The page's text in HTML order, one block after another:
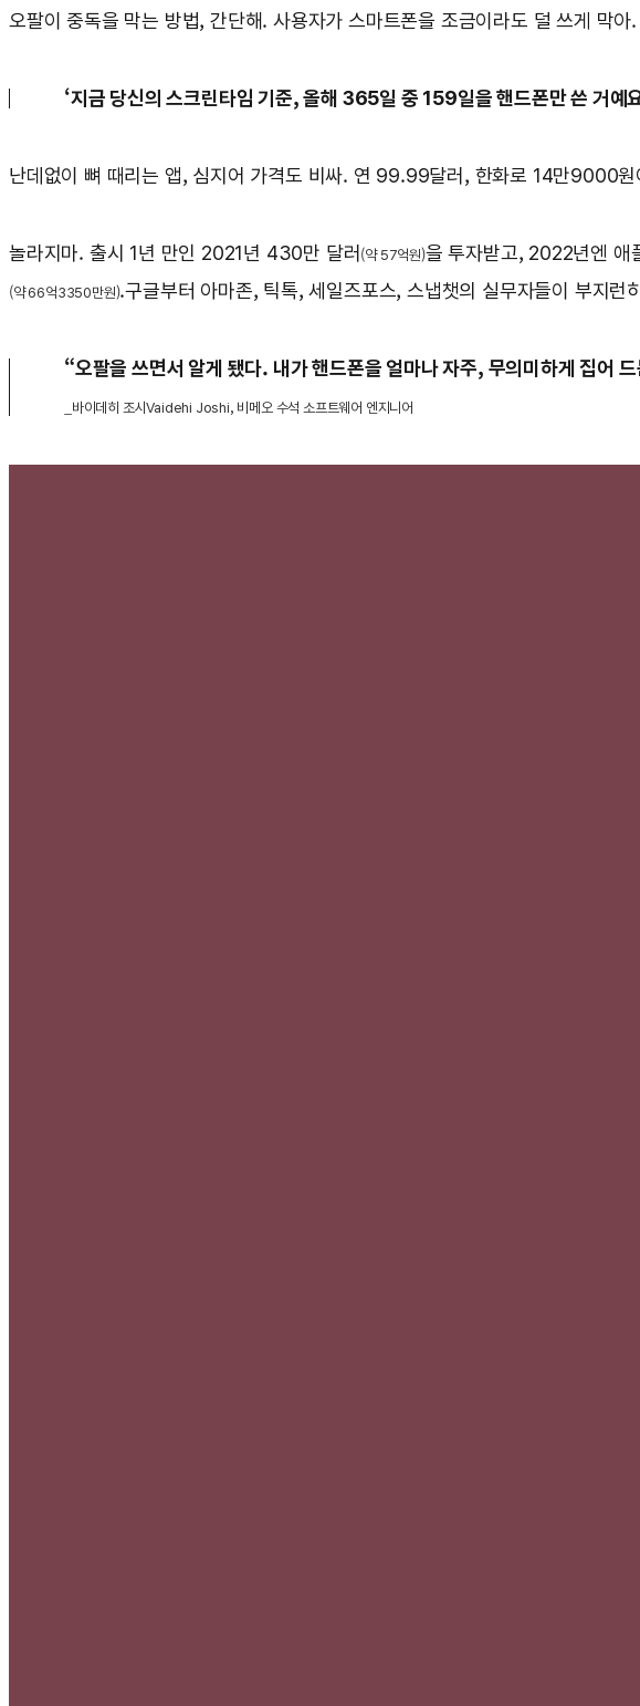
오팔이 중독을 막는 방법, 간단해. 사용자가 스마트폰을 조금이라도 덜 쓰게 막
‘지금 당신의 스크린타임 기준, 올해 365일 중 159일을 핸드폰만 쓴 거
난데없이 뼈 때리는 앱, 심지어 가격도 비싸. 연 99.99달러, 한화로 14만9000
놀라지마. 출시 1년 만인 2021년 430만 달러 (약 57억원)을 투자받고, 2022년엔 애
(약 66억3350만원).구글부터 아마존, 틱톡, 세일즈포스, 스냅챗의 실무자들이 부지런
“오팔을 쓰면서 알게 됐다. 내가 핸드폰을 얼마나 자주, 무의미하게 집어
_바이데히 조시Vaidehi Joshi, 비메오 수석 소프트웨어 엔지니어